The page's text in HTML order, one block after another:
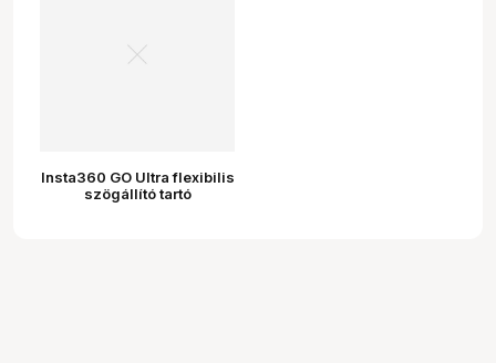
Insta360 GO Ultra flexibilis
szögállító tartó